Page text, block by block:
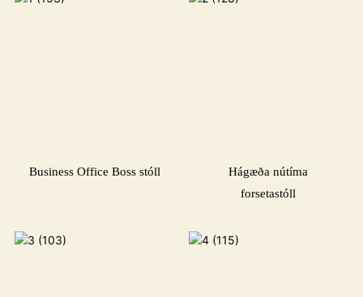
Business Office Boss stóll
Hágæða nútíma
forsetastóll